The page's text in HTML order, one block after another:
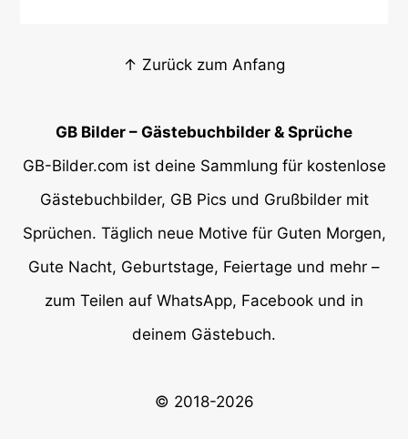
↑ Zurück zum Anfang
GB Bilder – Gästebuchbilder & Sprüche
GB-Bilder.com ist deine Sammlung für kostenlose
Gästebuchbilder, GB Pics und Grußbilder mit
Sprüchen. Täglich neue Motive für Guten Morgen,
Gute Nacht, Geburtstage, Feiertage und mehr –
zum Teilen auf WhatsApp, Facebook und in
deinem Gästebuch.
© 2018-2026